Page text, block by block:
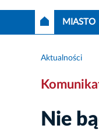
MIASTO
Aktualności
Nie